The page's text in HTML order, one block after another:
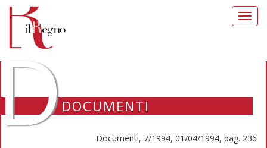
DOCUMENTI
Documenti, 7/1994, 01/04/1994, pag. 236